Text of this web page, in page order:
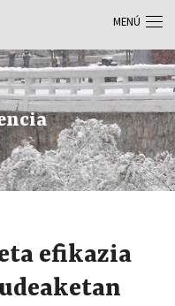
efikazia
MENÚ